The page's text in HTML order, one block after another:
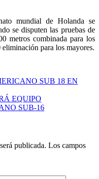
mundial de Holanda se
se disputen las pruebas de
metros combinada para los
para los mayores.
SUB 18 EN
EQUIPO
SUB-16
publicada. Los campos